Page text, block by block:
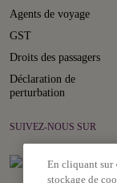
Agents de voyage
GST
Droits des passagers
Déclaration de
perturbation
SUIVEZ-NOUS SUR
En cliquant sur
stockage de